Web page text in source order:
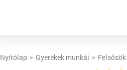
Nyitólap Gyerekek munkái